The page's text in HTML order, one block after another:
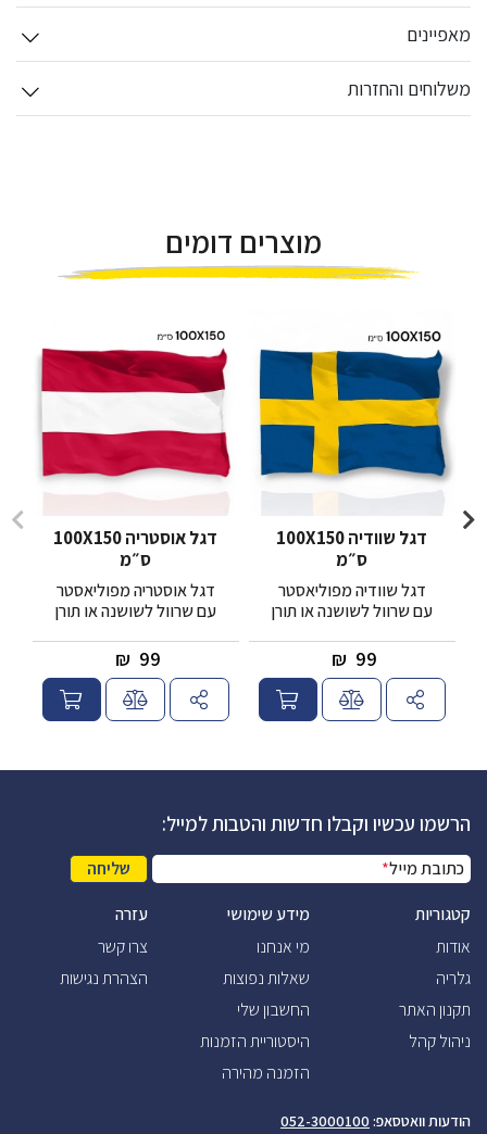
מאפיינים
משלוחים והחזרות
מוצרים דומים
דגל שוודיה 100X150
ס״מ
דגל שוודיה מפוליאסטר
עם שרוול לשושנה או תורן
99
₪
דגל אוסטריה 100X150
ס״מ
דגל אוסטריה מפוליאסטר
עם שרוול לשושנה או תורן
99
₪
הרשמו עכשיו וקבלו חדשות והטבות למייל:
כתובת מייל*
שליחה
קטגוריות
אודות
גלריה
תקנון האתר
ניהול קהל
מידע שימושי
מי אנחנו
שאלות נפוצות
החשבון שלי
היסטוריית הזמנות
הזמנה מהירה
עזרה
צרו קשר
הצהרת נגישות
הודעות וואטסאפ: 052-3000100